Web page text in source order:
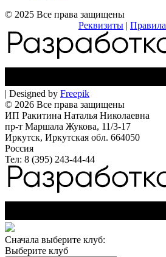
© 2025 Все права защищены
Реквизиты | Правила
| Designed by Freepik
© 2026 Все права защищены
ИП Ракитина Наталья Николаевна
пр-т Маршала Жукова, 11/3-17
Иркутск, Иркутская обл. 664050
Россия
Тел: 8 (395) 243-44-44
Сначала выберите клуб:
Выберите клуб